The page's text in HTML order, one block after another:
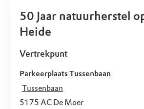
50 Jaar natuurherstel
Heide
Vertrekpunt
Parkeerplaats Tussenbaan
Tussenbaan
5175 AC De Moer